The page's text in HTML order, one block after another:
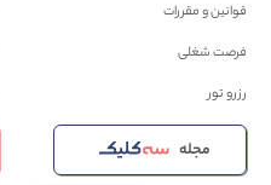
قوانین و مقررات
فرصت شغلی
رزرو تور
مجله